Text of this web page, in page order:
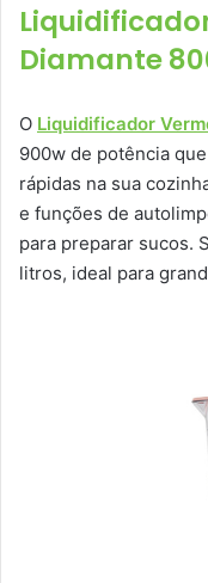
Diamante
O Liquidificador
900w de potência
rápidas na sua
e funções de
para preparar sucos.
litros, ideal para